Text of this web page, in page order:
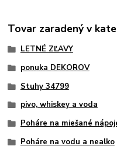
Tovar zaradený v
LETNÉ ZĽAVY
ponuka DEKOROV
Stuhy 34799
pivo, whiskey a voda
Poháre na miešané
Poháre na vodu a nealko